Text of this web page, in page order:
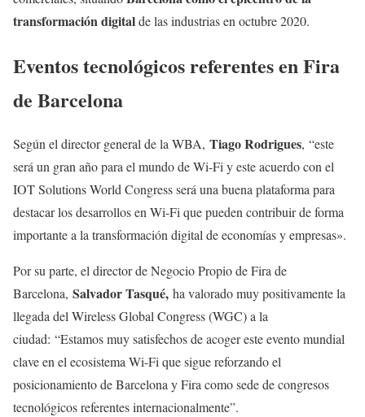
transformación digitalde las industrias en octubre 2020.
Eventos tecnológicos referentes en Fira
de Barcelona
Según el director general de la WBA, Tiago Rodrigues, “este
será un gran año para el mundo de Wi-Fi y este acuerdo con el
IOT Solutions World Congress será una buena plataforma para
destacar los desarrollos en Wi-Fi que pueden contribuir de forma
importante a la transformación digital de economías y empresas».
Por su parte, el director de Negocio Propio de Fira de
Barcelona, Salvador Tasqué, ha valorado muy positivamente la
llegada del Wireless Global Congress (WGC) a la
ciudad: “Estamos muy satisfechos de acoger este evento mundial
clave en el ecosistema Wi-Fi que sigue reforzando el
posicionamiento de Barcelona y Fira como sede de congresos
tecnológicos referentes internacionalmente”.